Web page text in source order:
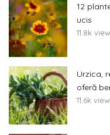
12
ucis
11.8k
Urzica,
oferă
11.6k